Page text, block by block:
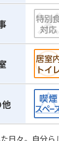
日々。自分